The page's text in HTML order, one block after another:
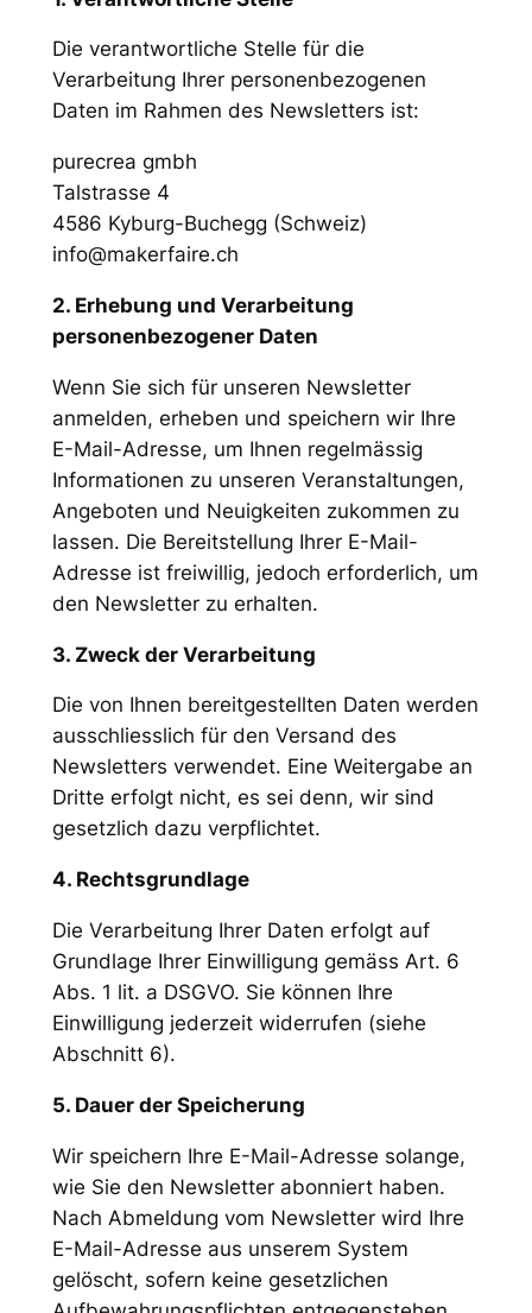
Die verantwortliche Stelle für die
Verarbeitung Ihrer personenbezogenen
Daten im Rahmen des Newsletters ist:
purecrea gmbh
Talstrasse 4
4586 Kyburg-Buchegg (Schweiz)
info@makerfaire.ch
2. Erhebung und Verarbeitung
personenbezogener Daten
Wenn Sie sich für unseren Newsletter
anmelden, erheben und speichern wir Ihre
E-Mail-Adresse, um Ihnen regelmässig
Informationen zu unseren Veranstaltungen,
Angeboten und Neuigkeiten zukommen zu
lassen. Die Bereitstellung Ihrer E-Mail-
Adresse ist freiwillig, jedoch erforderlich, um
den Newsletter zu erhalten.
3. Zweck der Verarbeitung
Die von Ihnen bereitgestellten Daten werden
ausschliesslich für den Versand des
Newsletters verwendet. Eine Weitergabe an
Dritte erfolgt nicht, es sei denn, wir sind
gesetzlich dazu verpflichtet.
4. Rechtsgrundlage
Die Verarbeitung Ihrer Daten erfolgt auf
Grundlage Ihrer Einwilligung gemäss Art. 6
Abs. 1 lit. a DSGVO. Sie können Ihre
Einwilligung jederzeit widerrufen (siehe
Abschnitt 6).
5. Dauer der Speicherung
Wir speichern Ihre E-Mail-Adresse solange,
wie Sie den Newsletter abonniert haben.
Nach Abmeldung vom Newsletter wird Ihre
E-Mail-Adresse aus unserem System
gelöscht, sofern keine gesetzlichen